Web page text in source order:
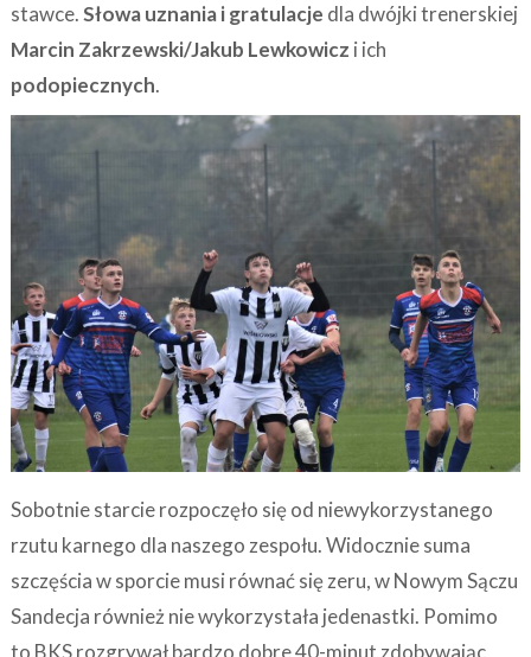
stawce.Słowa uznania i gratulacje dla dwójki trenerskiej
Marcin Zakrzewski/Jakub Lewkowicz i ich
podopiecznych.
Sobotnie starcie rozpoczęło się od niewykorzystanego
rzutu karnego dla naszego zespołu. Widocznie suma
szczęścia w sporcie musi równać się zeru, w Nowym Sączu
Sandecja również nie wykorzystała jedenastki. Pomimo
to BKS rozgrywał bardzo dobre 40-minut zdobywając